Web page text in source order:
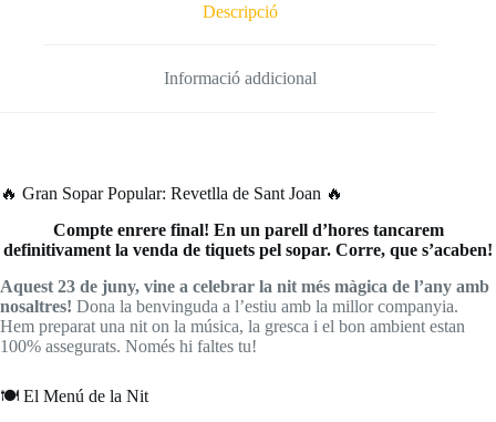
Descripció
Informació addicional
🔥 Gran Sopar Popular: Revetlla de Sant Joan 🔥
Compte enrere final! En un parell d’hores tancarem
definitivament la venda de tiquets pel sopar. Corre, que s’acaben!
Aquest 23 de juny, vine a celebrar la nit més màgica de l’any amb
nosaltres! Dona la benvinguda a l’estiu amb la millor companyia.
Hem preparat una nit on la música, la gresca i el bon ambient estan
100% assegurats. Només hi faltes tu!
🍽️ El Menú de la Nit